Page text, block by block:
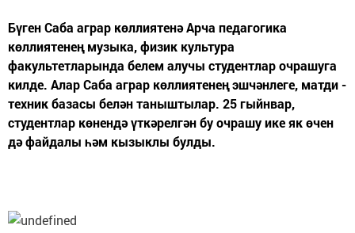
Бүген Саба аграр көллиятенә Арча педагогика
көллиятенең музыка, физик культура
факультетларында белем алучы студентлар очрашуга
килде. Алар Саба аграр көллиятенең эшчәнлеге, матди -
техник базасы белән таныштылар. 25 гыйнвар,
студентлар көнендә үткәрелгән бу очрашу ике як өчен
дә файдалы һәм кызыклы булды.